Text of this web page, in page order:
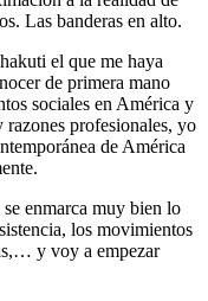
Las banderas en alto.
el que me haya
de primera mano
sociales en América y
razones profesionales, yo
de América
enmarca muy bien lo
los movimientos
y voy a empezar